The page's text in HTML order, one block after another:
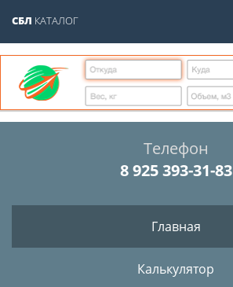
СБЛ КАТАЛОГ
Телефон
8 925 393-31-83
Главная
Калькулятор